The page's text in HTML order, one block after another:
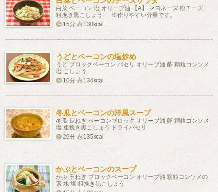
白菜 ベーコン 塩 オリーブ油 【A】 マヨネーズ 粉チーズ
粗挽き黒こしょう ※作りやすい分量です。
15分
130kcal
うどとベーコンの塩炒め
うど ブロックベーコン パセリ オリーブ油 酢 顆粒コンソメ
塩 こしょう
10分
134kcal
冬瓜とベーコンの洋風スープ
冬瓜 長ねぎ ベーコンブロック オリーブ油 卵 顆粒コンソメ
塩 粗挽き黒こしょう ドライパセリ
20分
135kcal
かぶとベーコンのスープ
かぶ 玉ねぎ ブロックベーコン オリーブ油 顆粒コンソメの
素 水 塩 粗挽き黒こしょう